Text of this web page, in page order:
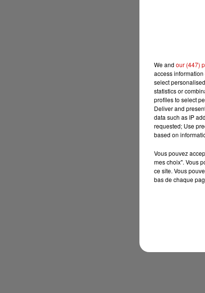
We and our (447)
access
select
statistics or
profiles to select
Deliver and
data such as IP
requested; Use
based on
Vous pouvez
mes choix". Vous
ce site. Vous
bas de chaque